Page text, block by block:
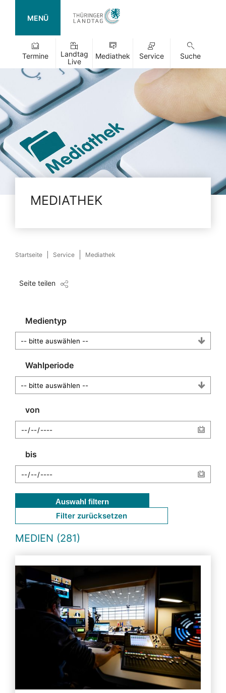
MENÜ
Termine
Landtag
Live
Mediathek Service Suche
MEDIATHEK
Startseite Service Mediathek
Seite teilen
Medientyp
Wahlperiode
von
bis
Auswahl filtern
Filter zurücksetzen
MEDIEN (281)